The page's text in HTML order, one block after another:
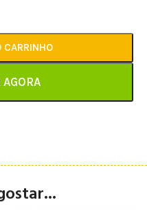
CARRINHO